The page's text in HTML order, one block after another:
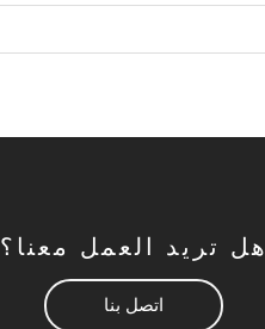
هل تريد العمل معنا؟
اتصل بنا